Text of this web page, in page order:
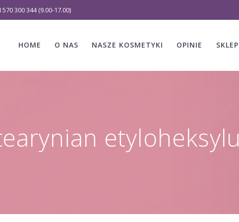
570 300 344 (9.00-17.00)
HOME O NAS NASZE KOSMETYKI OPINIE SKLEP
etyloheksylu